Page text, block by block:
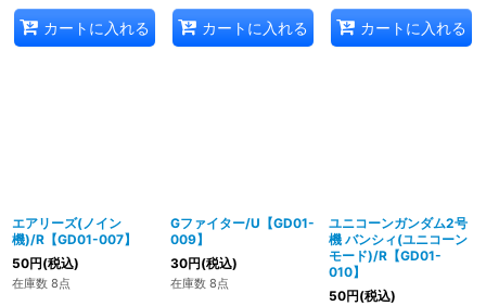
カートに入れる カートに入れる カートに入れる
エアリーズ(ノイン
機)/R【GD01-007】
50円(税込)
在庫数 8点
Gファイター/U【GD01-
009】
30円(税込)
在庫数 8点
ユニコーンガンダム2号
機 バンシィ(ユニコーン
モード)/R【GD01-
010】
50円(税込)